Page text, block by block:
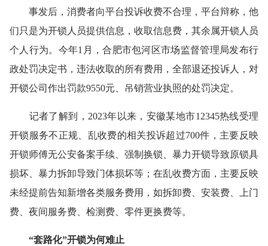
事发后，消费者向平台投诉收费不合理，平台辩称，他
们只是为开锁人员提供信息，收取信息费，其余属开锁人员
个人行为。今年1月，合肥市包河区市场监督管理局发布行
政处罚决定书，违法收取的所有费用，全部退还投诉人，对
开锁公司作出罚款9550元、吊销营业执照的处罚决定。
记者了解到，2023年以来，安徽某地市12345热线受理
开锁服务不正规、乱收费的相关投诉超过700件，主要反映
开锁师傅无公安备案手续、强制换锁、暴力开锁导致原锁具
损坏、暴力拆卸导致门体损坏等；在乱收费方面，主要反映
未经提前告知新增各类服务费用，如拆卸费、安装费、上门
费、夜间服务费、检测费、零件更换费等。
“套路化”开锁为何难止